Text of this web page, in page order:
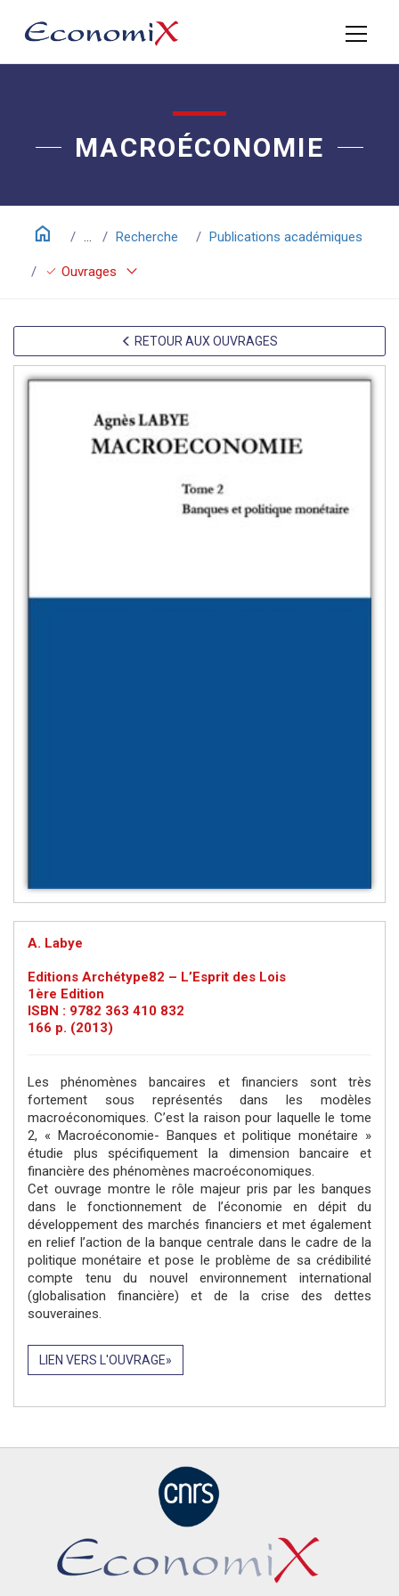
MACROÉCONOMIE
home Recherche Publications académiques
check Ouvrages keyboard_arrow_down
RETOUR AUX OUVRAGES
A. Labye
Editions Archétype82 – L’Esprit des Lois
1ère Edition
ISBN : 9782 363 410 832
166 p. (2013)
Les phénomènes bancaires et financiers sont très
fortement sous représentés dans les modèles
macroéconomiques. C’est la raison pour laquelle le tome
2, « Macroéconomie- Banques et politique monétaire »
étudie plus spécifiquement la dimension bancaire et
financière des phénomènes macroéconomiques.
Cet ouvrage montre le rôle majeur pris par les banques
dans le fonctionnement de l’économie en dépit du
développement des marchés financiers et met également
en relief l’action de la banque centrale dans le cadre de la
politique monétaire et pose le problème de sa crédibilité
compte tenu du nouvel environnement international
(globalisation financière) et de la crise des dettes
souveraines.
LIEN VERS L'OUVRAGE